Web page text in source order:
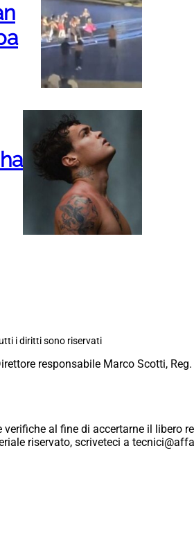
i diritti sono riservati
responsabile Marco Scotti,
al fine di accertarne il libero
riservato, scriveteci a